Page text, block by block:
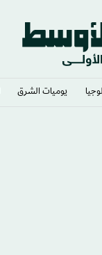
يوميات الشرق​